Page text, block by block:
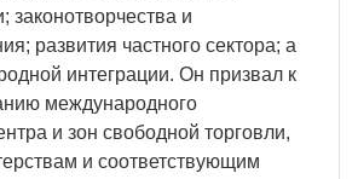
законотворчества и
развития частного сектора; а
интеграции. Он призвал к
международного
и зон свободной торговли,
и соответствующим